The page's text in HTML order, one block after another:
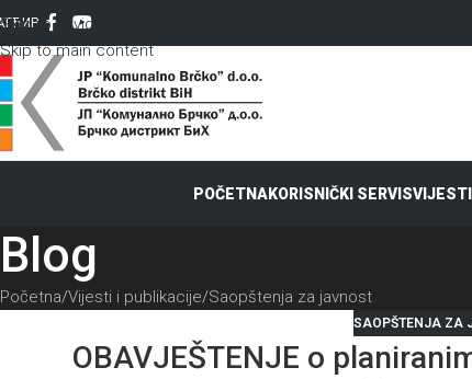
Skip to navigation
Skip to main content
ЋИР
POČETNAKORISNIČKI SERVIS
Blog
Početna Vijesti i publikacije Saopštenja za javnost
SAOPŠTENJA ZA
OBAVJEŠTENJE o